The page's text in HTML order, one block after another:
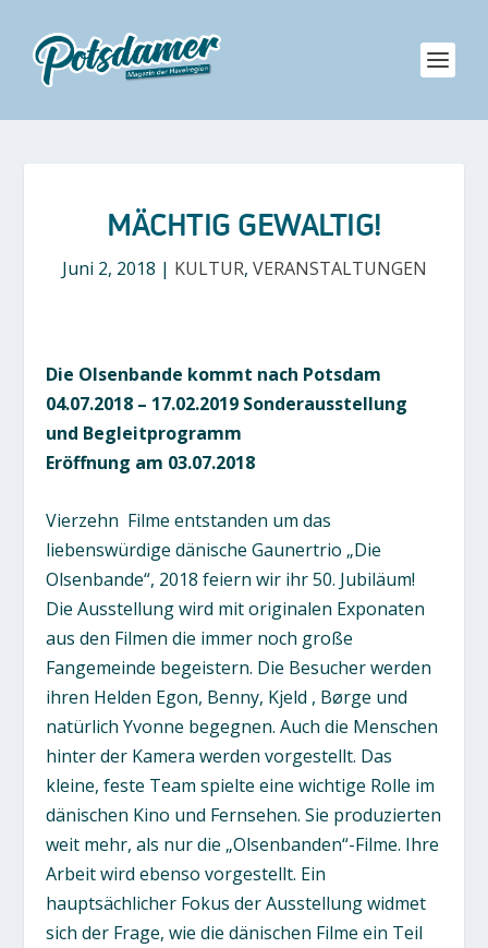
MÄCHTIG GEWALTIG!
Juni 2, 2018 | KULTUR, VERANSTALTUNGEN
Die Olsenbande kommt nach Potsdam
04.07.2018 – 17.02.2019 Sonderausstellung
und Begleitprogramm
Eröffnung am 03.07.2018
Vierzehn Filme entstanden um das
liebenswürdige dänische Gaunertrio „Die
Olsenbande“, 2018 feiern wir ihr 50. Jubiläum!
Die Ausstellung wird mit originalen Exponaten
aus den Filmen die immer noch große
Fangemeinde begeistern. Die Besucher werden
ihren Helden Egon, Benny, Kjeld , Børge und
natürlich Yvonne begegnen. Auch die Menschen
hinter der Kamera werden vorgestellt. Das
kleine, feste Team spielte eine wichtige Rolle im
dänischen Kino und Fernsehen. Sie produzierten
weit mehr, als nur die „Olsenbanden“-Filme. Ihre
Arbeit wird ebenso vorgestellt. Ein
hauptsächlicher Fokus der Ausstellung widmet
sich der Frage, wie die dänischen Filme ein Teil